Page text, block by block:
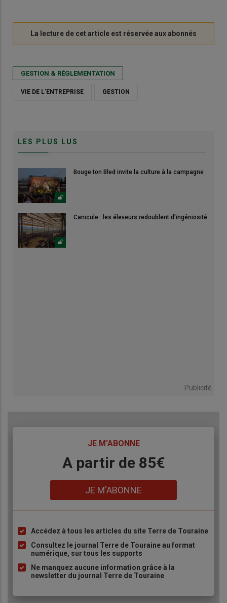
GESTION & RÉGLEMENTATION
VIE DE L'ENTREPRISE GESTION
LES PLUS LUS
Bouge ton Bled invite la culture à la campagne
Canicule : les éleveurs redoublent d'ingéniosité
Publicité
JE M'ABONNE
A partir de 85€
JE M'ABONNE
Liste
à
puce
Accédez à tous les articles du site Terre de Touraine
Consultez le journal Terre de Touraine au format
numérique, sur tous les supports
Ne manquez aucune information grâce à la
newsletter du journal Terre de Touraine